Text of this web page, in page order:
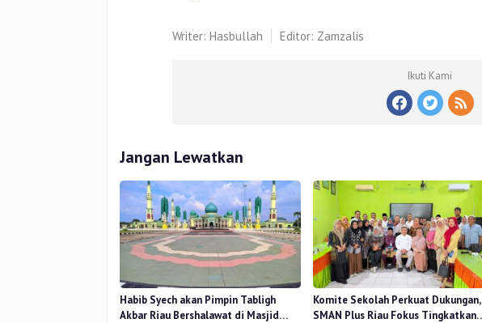
Writer: Hasbullah Editor: Zamzalis
Ikuti Kami
Jangan Lewatkan
Habib Syech akan Pimpin Tabligh
Akbar Riau Bershalawat di Masjid
Komite Sekolah Perkuat Dukungan,
SMAN Plus Riau Fokus Tingkatkan